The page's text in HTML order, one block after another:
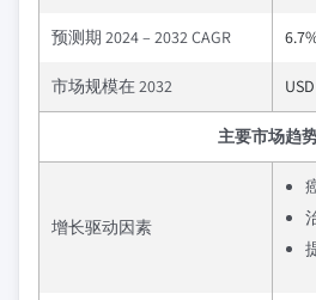
预测期 2024 – 2032 CAGR
市场规模在 2032
主要市场趋
增长驱动因素